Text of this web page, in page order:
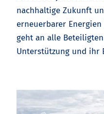
nachhaltige Zukunft
erneuerbarer
geht an alle
Unterstützung und ihr